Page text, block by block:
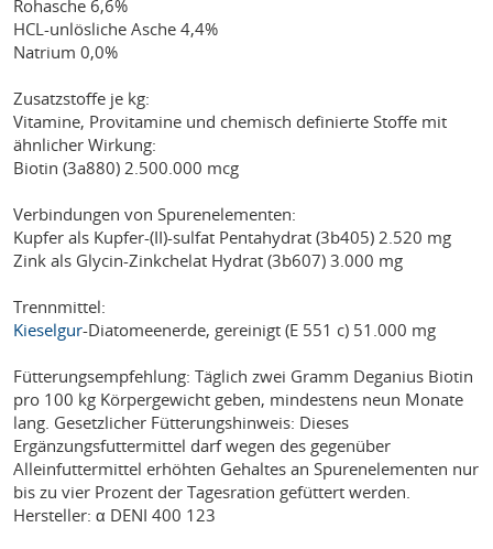
Rohasche 6,6%
HCL-unlösliche Asche 4,4%
Natrium 0,0%
Zusatzstoffe je kg:
Vitamine, Provitamine und chemisch definierte Stoffe mit
ähnlicher Wirkung:
Biotin (3a880) 2.500.000 mcg
Verbindungen von Spurenelementen:
Kupfer als Kupfer-(II)-sulfat Pentahydrat (3b405) 2.520 mg
Zink als Glycin-Zinkchelat Hydrat (3b607) 3.000 mg
Trennmittel:
Kieselgur-Diatomeenerde, gereinigt (E 551 c) 51.000 mg
Fütterungsempfehlung: Täglich zwei Gramm Deganius Biotin
pro 100 kg Körpergewicht geben, mindestens neun Monate
lang. Gesetzlicher Fütterungshinweis: Dieses
Ergänzungsfuttermittel darf wegen des gegenüber
Alleinfuttermittel erhöhten Gehaltes an Spurenelementen nur
bis zu vier Prozent der Tagesration gefüttert werden.
Hersteller: α DENI 400 123